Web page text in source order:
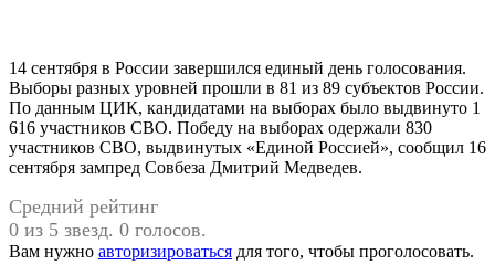
14 сентября в России завершился единый день голосования.
Выборы разных уровней прошли в 81 из 89 субъектов России.
По данным ЦИК, кандидатами на выборах было выдвинуто 1
616 участников СВО. Победу на выборах одержали 830
участников СВО, выдвинутых «Единой Россией», сообщил 16
сентября зампред Совбеза Дмитрий Медведев.
Средний рейтинг
0 из 5 звезд. 0 голосов.
Вам нужно авторизироваться для того, чтобы проголосовать.